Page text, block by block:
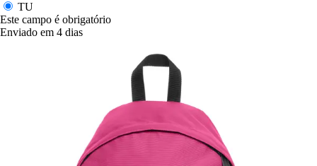
TU
Este campo é obrigatório
Enviado em 4 dias